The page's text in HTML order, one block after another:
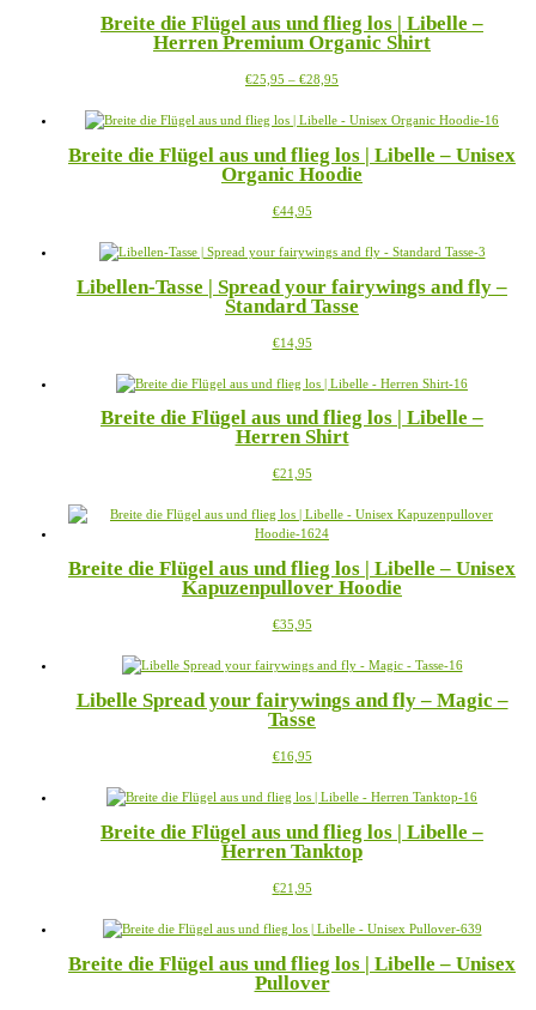
auf.
Die
können
der
gewählt
werden
Breite die Flügel aus und flieg los | Libelle –
Herren Premium Organic Shirt
€25,95 – €28,95
bis
weist
Varianten
auf.
auf
Produktseite
gewählt
Breite die Flügel aus und flieg los | Libelle – Unisex
Organic Hoodie
€44,95Dieses
weist
Varianten
auf.
Optionen
auf
Produktseite
gewählt
Libellen-Tasse | Spread your fairywings and fly –
Standard Tasse
€14,95Dieses
weist
Varianten
auf.
Optionen
auf
der
gewählt
werden
Breite die Flügel aus und flieg los | Libelle –
Herren Shirt
€21,95Dieses
weist
mehrere
auf.
Die
können
der
gewählt
werden
Breite die Flügel aus und flieg los | Libelle – Unisex
Kapuzenpullover Hoodie
€35,95Dieses
weist
Varianten
auf.
Optionen
auf
Produktseite
gewählt
Libelle Spread your fairywings and fly – Magic –
Tasse
€16,95Dieses
weist
Varianten
auf.
Optionen
auf
Produktseite
gewählt
Breite die Flügel aus und flieg los | Libelle –
Herren Tanktop
€21,95Dieses
weist
Varianten
auf.
Breite die Flügel aus und flieg los | Libelle – Unisex
Pullover